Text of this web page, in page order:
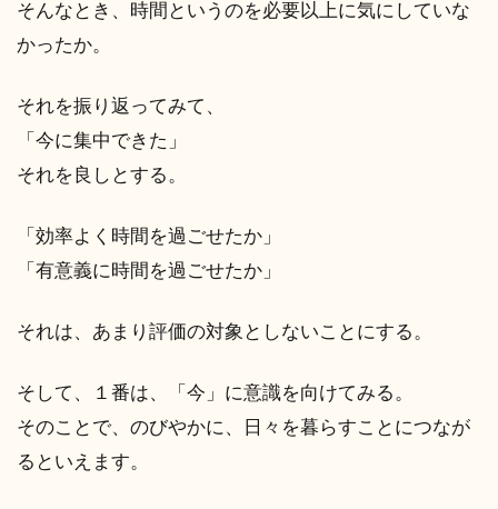
そんなとき、時間というのを必要以上に気にしていな
かったか。
それを振り返ってみて、
「今に集中できた」
それを良しとする。
「効率よく時間を過ごせたか」
「有意義に時間を過ごせたか」
それは、あまり評価の対象としないことにする。
そして、１番は、「今」に意識を向けてみる。
そのことで、のびやかに、日々を暮らすことにつなが
るといえます。